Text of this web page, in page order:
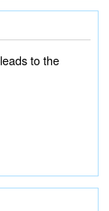
to the